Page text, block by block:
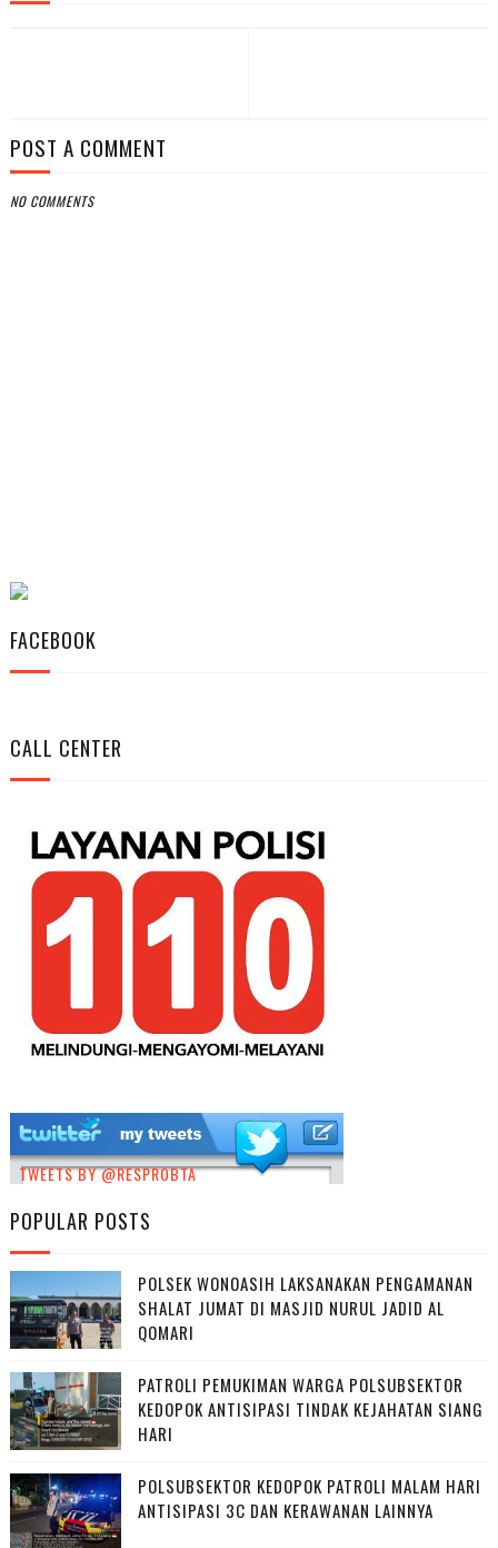
POST A COMMENT
NO COMMENTS
FACEBOOK
CALL CENTER
TWEETS BY @RESPROBTA
POPULAR POSTS
POLSEK WONOASIH LAKSANAKAN PENGAMANAN
SHALAT JUMAT DI MASJID NURUL JADID AL
QOMARI
PATROLI PEMUKIMAN WARGA POLSUBSEKTOR
KEDOPOK ANTISIPASI TINDAK KEJAHATAN SIANG
HARI
POLSUBSEKTOR KEDOPOK PATROLI MALAM HARI
ANTISIPASI 3C DAN KERAWANAN LAINNYA